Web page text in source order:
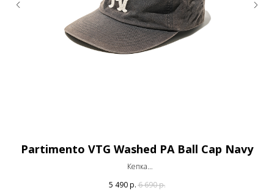
Partimento VTG Washed PA Ball Cap Navy
Кепка
5 490 р. 6 690р.